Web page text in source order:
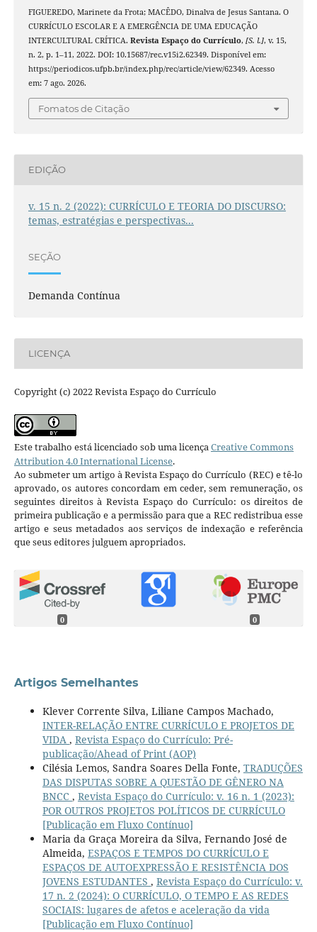
FIGUEREDO, Marinete da Frota; MACÊDO, Dinalva de Jesus Santana. O
CURRÍCULO ESCOLAR E A EMERGÊNCIA DE UMA EDUCAÇÃO
INTERCULTURAL CRÍTICA. Revista Espaço do Currículo, [S. l.], v. 15,
n. 2, p. 1–11, 2022. DOI: 10.15687/rec.v15i2.62349. Disponível em:
https://periodicos.ufpb.br/index.php/rec/article/view/62349. Acesso
em: 7 ago. 2026.
Fomatos de Citação
EDIÇÃO
v. 15 n. 2 (2022): CURRÍCULO E TEORIA DO DISCURSO:
temas, estratégias e perspectivas...
SEÇÃO
Demanda Contínua
LICENÇA
Copyright (c) 2022 Revista Espaço do Currículo
Este trabalho está licenciado sob uma licençaCreative Commons
Attribution 4.0 International License.
Ao submeter um artigo à Revista Espaço do Currículo (REC) e tê-lo
aprovado, os autores concordam em ceder, sem remuneração, os
seguintes direitos à Revista Espaço do Currículo: os direitos de
primeira publicação e a permissão para que a REC redistribua esse
artigo e seus metadados aos serviços de indexação e referência
que seus editores julguem apropriados.
0 0
Artigos Semelhantes
Klever Corrente Silva, Liliane Campos Machado,
INTER-RELAÇÃO ENTRE CURRÍCULO E PROJETOS DE
VIDA , Revista Espaço do Currículo: Pré-
publicação/Ahead of Print (AOP)
Cilésia Lemos, Sandra Soares Della Fonte, TRADUÇÕES
DAS DISPUTAS SOBRE A QUESTÃO DE GÊNERO NA
BNCC , Revista Espaço do Currículo: v. 16 n. 1 (2023):
POR OUTROS PROJETOS POLÍTICOS DE CURRÍCULO
[Publicação em Fluxo Contínuo]
Maria da Graça Moreira da Silva, Fernando José de
Almeida, ESPAÇOS E TEMPOS DO CURRÍCULO E
ESPAÇOS DE AUTOEXPRESSÃO E RESISTÊNCIA DOS
JOVENS ESTUDANTES , Revista Espaço do Currículo: v.
17 n. 2 (2024): O CURRÍCULO, O TEMPO E AS REDES
SOCIAIS: lugares de afetos e aceleração da vida
[Publicação em Fluxo Contínuo]